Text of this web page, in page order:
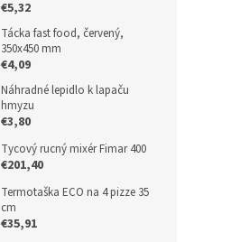
€5,32
Tácka fast food, červený,
350x450 mm
€4,09
Náhradné lepidlo k lapaču
hmyzu
€3,80
Tycový rucný mixér Fimar 400
€201,40
Termotaška ECO na 4 pizze 35
cm
€35,91